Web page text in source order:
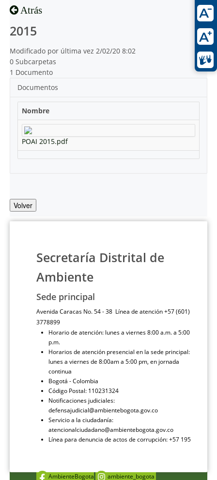
Atrás
2015
Modificado por última vez 2/02/20 8:02
0 Subcarpetas
1 Documento
Documentos
Nombre
POAI 2015.pdf
Volver
Secretaría Distrital de
Ambiente
Sede principal
Avenida Caracas No. 54 - 38 Línea de atención +57 (601)
3778899
Horario de atención: lunes a viernes 8:00 a.m. a 5:00
p.m.
Horarios de atención presencial en la sede principal:
lunes a viernes de 8:00am a 5:00 pm, en jornada
continua
Bogotá - Colombia
Código Postal: 110231324
Notificaciones judiciales:
defensajudicial@ambientebogota.gov.co
Servicio a la ciudadanía:
atencionalciudadano@ambientebogota.gov.co
Línea para denuncia de actos de corrupción: +57 195
AmbienteBogota ambiente_bogota